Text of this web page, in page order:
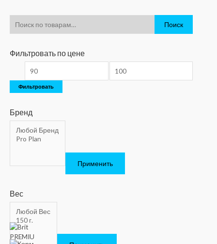
Поиск
Фильтровать по цене
Фильтровать
Бренд
Применить
Вес